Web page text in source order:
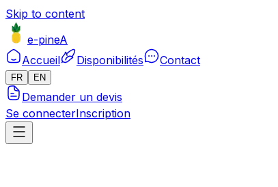
Skip to content
e-pineA
Accueil
Disponibilités Contact
FR EN
Demander un devis
Se connecterInscription